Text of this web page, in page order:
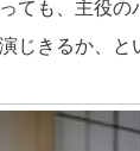
ても、主役
じきるか、と